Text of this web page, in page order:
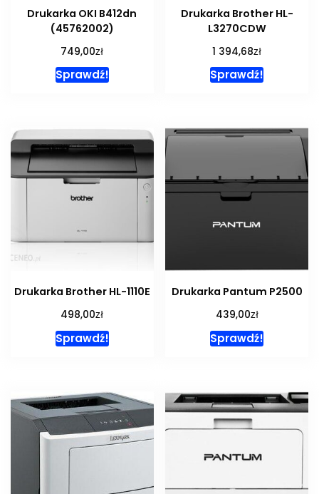
Drukarka OKI B412dn
(45762002)
749,00zł
Sprawdź!
Drukarka Brother HL-
L3270CDW
1 394,68zł
Sprawdź!
Drukarka Brother HL-1110E
498,00zł
Sprawdź!
Drukarka Pantum P2500
439,00zł
Sprawdź!